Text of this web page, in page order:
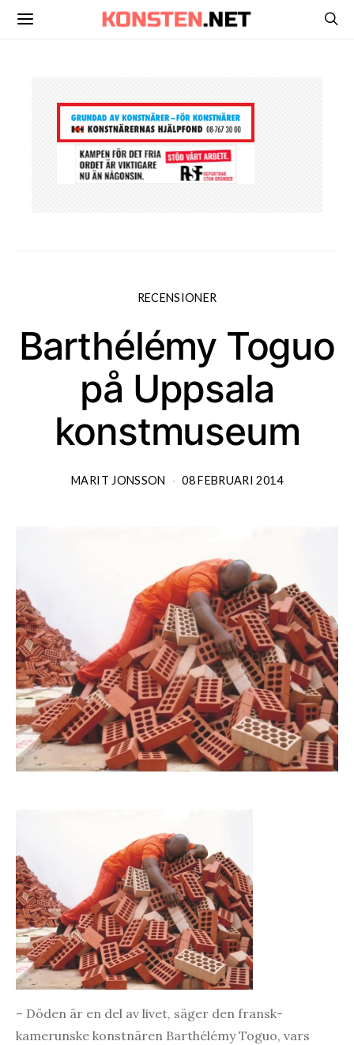
RECENSIONER
Barthélémy Toguo
på Uppsala
konstmuseum
MARIT JONSSON 08 FEBRUARI 2014
– Döden är en del av livet, säger den fransk-
kamerunske konstnären Barthélémy Toguo, vars